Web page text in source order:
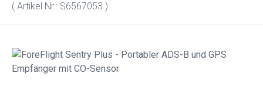
( Artikel Nr.: S6567053 )
Bildergalerie überspringen